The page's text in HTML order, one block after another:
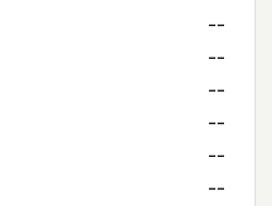
--
--
--
--
--
--